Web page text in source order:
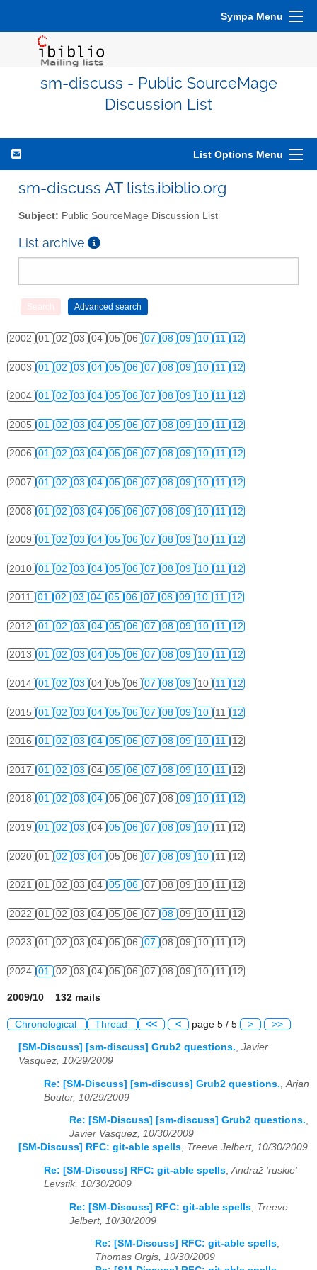
Sympa Menu
sm-discuss - Public SourceMage
Discussion List
List Options Menu
sm-discuss AT lists.ibiblio.org
Subject: Public SourceMage Discussion List
List archive
2002 01 02 03 04 05 06 07 08 09 10 11 12
2003 01 02 03 04 05 06 07 08 09 10 11 12
2004 01 02 03 04 05 06 07 08 09 10 11 12
2005 01 02 03 04 05 06 07 08 09 10 11 12
2006 01 02 03 04 05 06 07 08 09 10 11 12
2007 01 02 03 04 05 06 07 08 09 10 11 12
2008 01 02 03 04 05 06 07 08 09 10 11 12
2009 01 02 03 04 05 06 07 08 09 10 11 12
2010 01 02 03 04 05 06 07 08 09 10 11 12
2011 01 02 03 04 05 06 07 08 09 10 11 12
2012 01 02 03 04 05 06 07 08 09 10 11 12
2013 01 02 03 04 05 06 07 08 09 10 11 12
2014 01 02 03 04 05 06 07 08 09 10 11 12
2015 01 02 03 04 05 06 07 08 09 10 11 12
2016 01 02 03 04 05 06 07 08 09 10 11 12
2017 01 02 03 04 05 06 07 08 09 10 11 12
2018 01 02 03 04 05 06 07 08 09 10 11 12
2019 01 02 03 04 05 06 07 08 09 10 11 12
2020 01 02 03 04 05 06 07 08 09 10 11 12
2021 01 02 03 04 05 06 07 08 09 10 11 12
2022 01 02 03 04 05 06 07 08 09 10 11 12
2023 01 02 03 04 05 06 07 08 09 10 11 12
2024 01 02 03 04 05 06 07 08 09 10 11 12
2009/10 132 mails
Chronological Thread << < page 5 / 5 > >>
[SM-Discuss] [sm-discuss] Grub2 questions., Javier
Vasquez, 10/29/2009
Re: [SM-Discuss] [sm-discuss] Grub2 questions. Arjan
Bouter, 10/29/2009
Re: [SM-Discuss] [sm-discuss] Grub2 questions.,
Javier Vasquez, 10/30/2009
[SM-Discuss] RFC: git-able spells, Treeve Jelbert, 10/30/2009
Re: [SM-Discuss] RFC: git-able spells Andraž 'ruskie'
Levstik, 10/30/2009
Re: [SM-Discuss] RFC: git-able spells Treeve
Jelbert, 10/30/2009
Re: [SM-Discuss] RFC: git-able spells,
Thomas Orgis, 10/30/2009